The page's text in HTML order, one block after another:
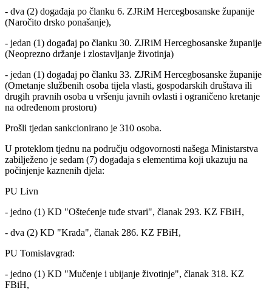
- dva (2) događaja po članku 6. ZJRiM Hercegbosanske županije
(Naročito drsko ponašanje),
- jedan (1) događaj po članku 30. ZJRiM Hercegbosanske županije
(Neoprezno držanje i zlostavljanje životinja)
- jedan (1) događaj po članku 33. ZJRiM Hercegbosanske županije
(Ometanje službenih osoba tijela vlasti, gospodarskih društava ili
drugih pravnih osoba u vršenju javnih ovlasti i ograničeno kretanje
na određenom prostoru)
Prošli tjedan sankcionirano je 310 osoba.
U proteklom tjednu na području odgovornosti našega Ministarstva
zabilježeno je sedam (7) događaja s elementima koji ukazuju na
počinjenje kaznenih djela:
PU Livn
- jedno (1) KD "Oštećenje tuđe stvari", članak 293. KZ FBiH,
- dva (2) KD "Krađa", članak 286. KZ FBiH,
PU Tomislavgrad:
- jedno (1) KD "Mučenje i ubijanje životinje", članak 318. KZ
FBiH,